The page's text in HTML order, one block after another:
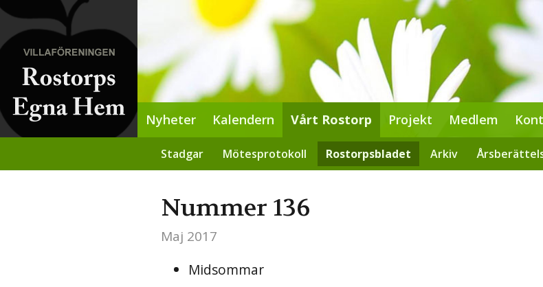
Nyheter Kalendern Vårt Rostorp Projekt Medlem
Stadgar Mötesprotokoll Rostorpsbladet Arkiv
Nummer 136
Maj 2017
Midsommar